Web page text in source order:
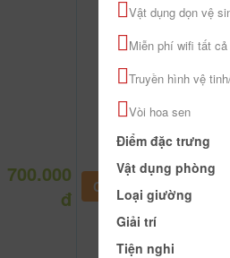
700.000
đ
CHƯA KHAI BÁO
Vật dụng dọn vệ
Miễn phí wifi tất
Truyền hình vệ
Vòi hoa sen
Điểm đặc trưng
Vật dụng phòng
Loại giường
Giải trí
Tiện nghi